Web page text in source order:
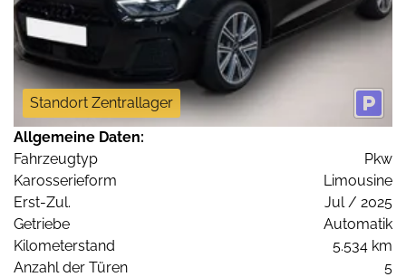
Standort Zentrallager
Allgemeine Daten:
Fahrzeugtyp
Pkw
Karosserieform
Limousine
Erst-Zul.
Jul / 2025
Getriebe
Automatik
Kilometerstand
5.534 km
Anzahl der Türen
5